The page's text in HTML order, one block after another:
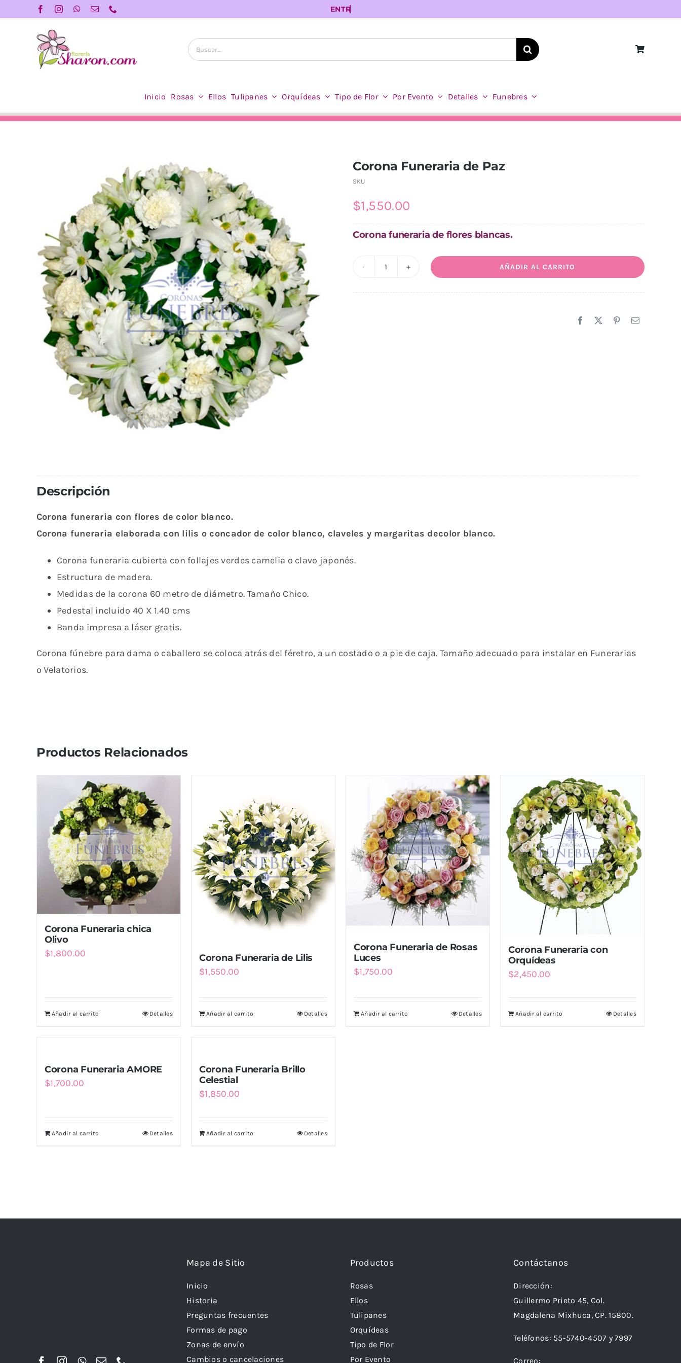
contenido
Buscar:
Inicio Rosas Ellos Tulipanes Orquídeas Tipo de Flor Por Evento Detalles Funebres
Corona Funeraria de Paz
SKU
$1,550.00
Corona funeraria de flores blancas.
AÑADIR AL CARRITO
Descripción
Corona funeraria con flores de color blanco.
Corona funeraria elaborada con lilis o concador de color blanco, claveles y margaritas decolor blanco.
Corona funeraria cubierta con follajes verdes camelia o clavo japonés.
Estructura de madera.
Medidas de la corona 60 metro de diámetro. Tamaño Chico.
Pedestal incluido 40 X 1.40 cms
Banda impresa a láser gratis.
Corona fúnebre para dama o caballero se coloca atrás del féretro, a un costado o a pie de caja. Tamaño adecuado para instalar en Funerarias
o Velatorios.
Productos Relacionados
Corona Funeraria chica
Olivo
$1,800.00
Añadir al carrito Detalles
Corona Funeraria de Lilis
$1,550.00
Añadir al carrito Detalles
Corona Funeraria de Rosas
Luces
$1,750.00
Añadir al carrito Detalles
Corona Funeraria con
Orquídeas
$2,450.00
Añadir al carrito Detalles
Corona Funeraria AMORE
$1,700.00
Añadir al carrito Detalles
Corona Funeraria Brillo
Celestial
$1,850.00
Añadir al carrito Detalles
Mapa de Sitio
Inicio
Historia
Preguntas frecuentes
Formas de pago
Zonas de envío
Cambios o cancelaciones
Productos
Rosas
Ellos
Tulipanes
Orquídeas
Tipo de Flor
Por Evento
Contáctanos
Dirección:
Guillermo Prieto 45, Col.
Magdalena Mixhuca, CP. 15800.
Teléfonos: 55-5740-4507 y7997
Correo: